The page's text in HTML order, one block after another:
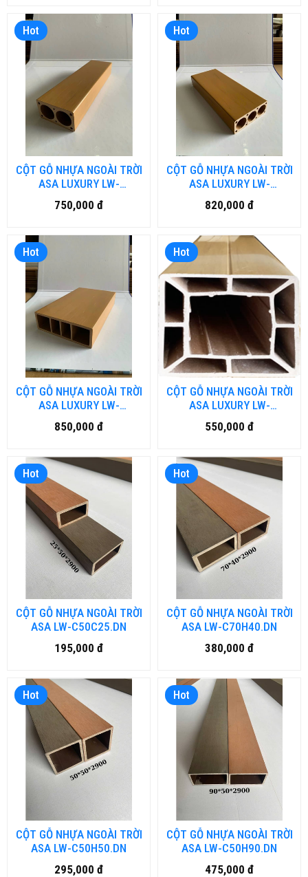
Hot
CỘT GỖ NHỰA NGOÀI TRỜI
ASA LUXURY LW-
LU70H40.DN
750,000 đ
Hot
CỘT GỖ NHỰA NGOÀI TRỜI
ASA LUXURY LW-
LU100H40.DN
820,000 đ
Hot
CỘT GỖ NHỰA NGOÀI TRỜI
ASA LUXURY LW-
LU150H50.DN
850,000 đ
Hot
CỘT GỖ NHỰA NGOÀI TRỜI
ASA LUXURY LW-
LU150H150.DN
550,000 đ
Hot
CỘT GỖ NHỰA NGOÀI TRỜI
ASA LW-C50C25.DN
195,000 đ
Hot
CỘT GỖ NHỰA NGOÀI TRỜI
ASA LW-C70H40.DN
380,000 đ
Hot
CỘT GỖ NHỰA NGOÀI TRỜI
ASA LW-C50H50.DN
295,000 đ
Hot
CỘT GỖ NHỰA NGOÀI TRỜI
ASA LW-C50H90.DN
475,000 đ